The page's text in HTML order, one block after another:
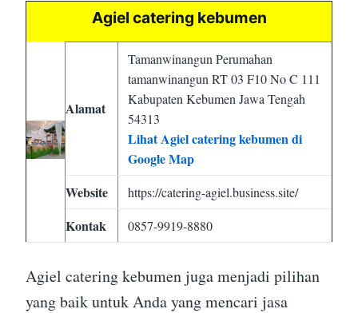
Agiel catering kebumen
Alamat
Tamanwinangun Perumahan
tamanwinangun RT 03 F10 No C 111
Kabupaten Kebumen Jawa Tengah
54313
Lihat Agiel catering kebumen di
Google Map
Website
https://catering-agiel.business.site/
Kontak 0857-9919-8880
Agiel catering kebumen juga menjadi pilihan
yang baik untuk Anda yang mencari jasa